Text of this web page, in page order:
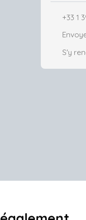
+33 1
S'y